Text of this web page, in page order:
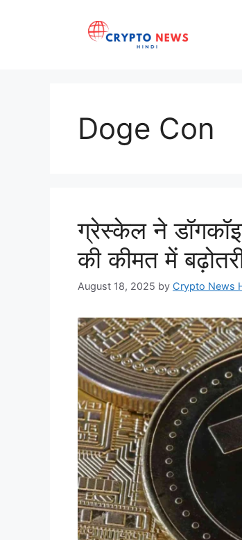
Doge Con
ग्रेस्केल ने
की कीमत में
August 18, 2025 by Crypto News